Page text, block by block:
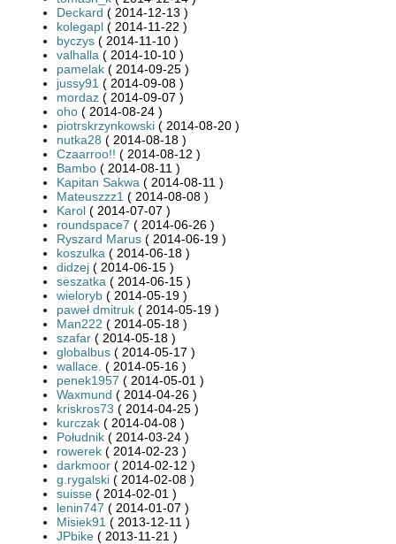
Deckard ( 2014-12-13 )
kolegapl ( 2014-11-22 )
byczys ( 2014-11-10 )
valhalla ( 2014-10-10 )
pamelak ( 2014-09-25 )
jussy91 ( 2014-09-08 )
mordaz ( 2014-09-07 )
oho ( 2014-08-24 )
piotrskrzynkowski ( 2014-08-20 )
nutka28 ( 2014-08-18 )
Czaarroo!! ( 2014-08-12 )
Bambo ( 2014-08-11 )
Kapitan Sakwa ( 2014-08-11 )
Mateuszzz1 ( 2014-08-08 )
Karol ( 2014-07-07 )
roundspace7 ( 2014-06-26 )
Ryszard Marus ( 2014-06-19 )
koszulka ( 2014-06-18 )
didzej ( 2014-06-15 )
seszatka ( 2014-06-15 )
wieloryb ( 2014-05-19 )
paweł dmitruk ( 2014-05-19 )
Man222 ( 2014-05-18 )
szafar ( 2014-05-18 )
globalbus ( 2014-05-17 )
wallace. ( 2014-05-16 )
penek1957 ( 2014-05-01 )
Waxmund ( 2014-04-26 )
kriskros73 ( 2014-04-25 )
kurczak ( 2014-04-08 )
Południk ( 2014-03-24 )
rowerek ( 2014-02-23 )
darkmoor ( 2014-02-12 )
g.rygalski ( 2014-02-08 )
suisse ( 2014-02-01 )
lenin747 ( 2014-01-07 )
Misiek91 ( 2013-12-11 )
JPbike ( 2013-11-21 )